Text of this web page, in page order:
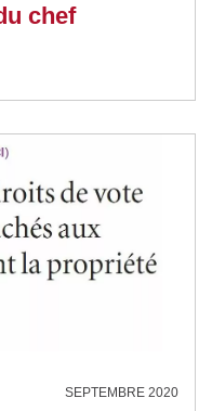
chef
SEPTEMBRE 2020